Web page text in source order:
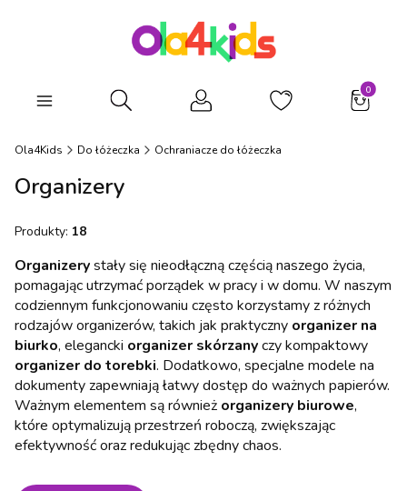
Otwórz wyszukiwarkę
Ola4Kids Do łóżeczka Ochraniacze do łóżeczka
Organizery
Produkty: 18
Organizerystały się nieodłączną częścią naszego życia,
pomagając utrzymać porządek w pracy i w domu. W naszym
codziennym funkcjonowaniu często korzystamy z różnych
rodzajów organizerów, takich jak praktyczny organizer na
biurko, elegancki organizer skórzanyczy kompaktowy
organizer do torebki. Dodatkowo, specjalne modele na
dokumenty zapewniają łatwy dostęp do ważnych papierów.
Ważnym elementem są również organizery biurowe,
które optymalizują przestrzeń roboczą, zwiększając
efektywność oraz redukując zbędny chaos.